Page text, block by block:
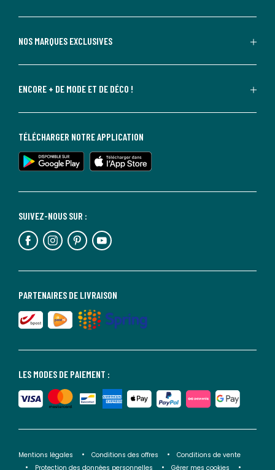
NOS MARQUES EXCLUSIVES
ENCORE + DE MODE ET DE DÉCO !
LES MODES DE PAIEMENT :
PARTENAIRES DE LIVRAISON
SUIVEZ-NOUS SUR :
TÉLÉCHARGER NOTRE APPLICATION
Mentions légales Conditions des offres
Conditions de vente
Protection des données personnelles
Gérer mes cookies